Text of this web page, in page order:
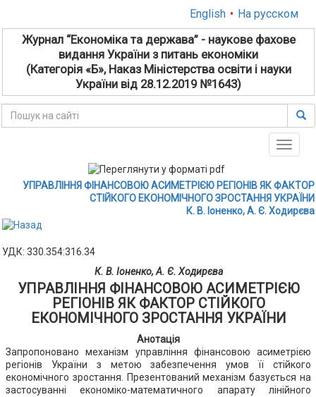
English • На русском
Журнал “Економіка та держава” - наукове фахове
видання України з питань економіки
(Категорія «Б», Наказ Міністерства освіти і науки
України від 28.12.2019 №1643)
Toggle
УПРАВЛІННЯ ФІНАНСОВОЮ АСИМЕТРІЄЮ РЕГІОНІВ ЯК ФАКТОР
СТІЙКОГО ЕКОНОМІЧНОГО ЗРОСТАННЯ УКРАЇНИ
К. В. Іоненко, А. Є. Ходирєва
УДК: 330.354:316.34
К. В. Іоненко, А. Є. Ходирєва
УПРАВЛІННЯ ФІНАНСОВОЮ АСИМЕТРІЄЮ
РЕГІОНІВ ЯК ФАКТОР СТІЙКОГО
ЕКОНОМІЧНОГО ЗРОСТАННЯ УКРАЇНИ
Анотація
Запропоновано механізм управління фінансовою асиметрією
регіонів України з метою забезпечення умов її стійкого
економічного зростання. Презентований механізм базується на
застосуванні економіко-математичного апарату лінійного